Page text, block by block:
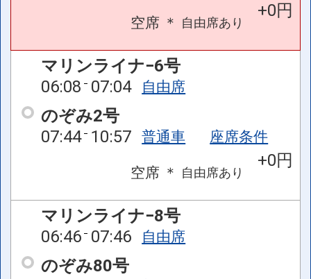
空席 ＊ 自由席あり
+0円
マリンライナ−6号
06:08 07:04 自由席
のぞみ2号
07:44 10:57 普通車 座席条件
空席 ＊ 自由席あり
+0円
マリンライナ−8号
06:46 07:46 自由席
のぞみ80号